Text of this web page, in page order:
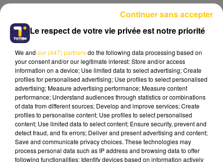
Lecture (4 min 6 sec)
27 mai 2025 - 4 min 6 sec
L'INFO DU GARD DU 27/05/25 À 07H00
Le respect de votre vie privée est notre priorité
We and our (447) partnersdo the following data processing based on
your consent and/or our legitimate interest: Store and/or access
information on a device; Use limited data to select advertising; Create
profiles for personalised advertising; Use profiles to select personalised
advertising; Measure advertising performance; Measure content
performance; Understand audiences through statistics or combinations
of data from different sources; Develop and improve services; Create
profiles to personalise content; Use profiles to select personalised
content; Use limited data to select content; Ensure security, prevent and
detect fraud, and fix errors; Deliver and present advertising and content;
Save and communicate privacy choices. These technologies may
process personal data such as IP address and browsing data to offer
following functionalities: Identify devices based on information actively
Continuer sans accepter